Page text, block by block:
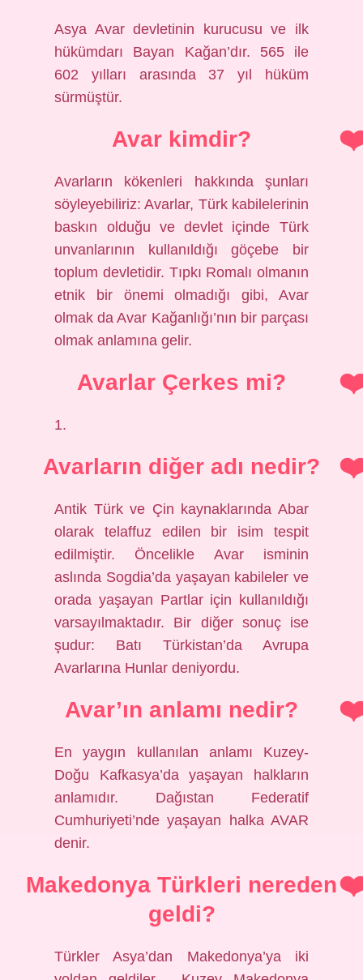
Asya Avar devletinin kurucusu ve ilk
hükümdarı Bayan Kağan’dır. 565 ile
602 yılları arasında 37 yıl hüküm
sürmüştür.
Avar kimdir?
Avarların kökenleri hakkında şunları
söyleyebiliriz: Avarlar, Türk kabilelerinin
baskın olduğu ve devlet içinde Türk
unvanlarının kullanıldığı göçebe bir
toplum devletidir. Tıpkı Romalı olmanın
etnik bir önemi olmadığı gibi, Avar
olmak da Avar Kağanlığı’nın bir parçası
olmak anlamına gelir.
Avarlar Çerkes mi?
1.
Avarların diğer adı nedir?
Antik Türk ve Çin kaynaklarında Abar
olarak telaffuz edilen bir isim tespit
edilmiştir. Öncelikle Avar isminin
aslında Sogdia’da yaşayan kabileler ve
orada yaşayan Partlar için kullanıldığı
varsayılmaktadır. Bir diğer sonuç ise
şudur: Batı Türkistan’da Avrupa
Avarlarına Hunlar deniyordu.
Avar’ın anlamı nedir?
En yaygın kullanılan anlamı Kuzey-
Doğu Kafkasya’da yaşayan halkların
anlamıdır. Dağıstan Federatif
Cumhuriyeti’nde yaşayan halka AVAR
denir.
Makedonya Türkleri nereden
geldi?
Türkler Asya’dan Makedonya’ya iki